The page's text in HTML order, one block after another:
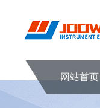
网站首页